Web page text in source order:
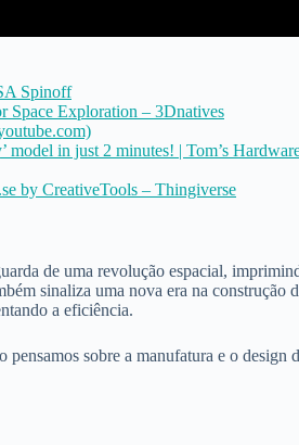
Spinoff
Space Exploration – 3Dnatives
in just 2 minutes! | Tom’s
by CreativeTools – Thingiverse
de uma revolução espacial,
sinaliza uma nova era na
a eficiência.
sobre a manufatura e o